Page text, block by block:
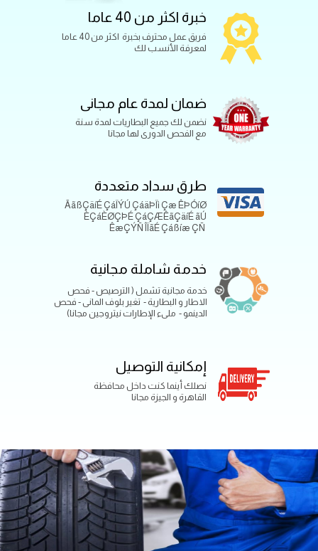
خدمة شاملة مجانية
خدمة مجانية تشمل ( الترصيص - فحص
الاطار و البطارية - تغير بلوف المانى - فحص
الدينمو - ملىء الإطارات نيتروجين مجانا)
طرق سداد متعددة
إمكانية التوصيل
خبرة اكثر من 40 عاما
فريق عمل محترف بخبرة اكثر من 40 عاما
لمعرفة الأنسب لك
نضمن لك جميع البطاريات لمدة سنة
مع الفحص الدورى لها مجانا
نصلك أينما كنت داخل محافظة
القاهرة و الجيزة مجانا
ضمان لمدة عام مجانى
ÃãßÇäíÉ ÇáÏÝÚ ÇáäÞÏì Çæ ÊÞÓíØ
ÈÇáÈØÇÞÉ ÇáÇÆÊãÇäíÉ ãÚ
ÊæÇÝÑ ÎÏãÉ Çáßíæ ÇÑ